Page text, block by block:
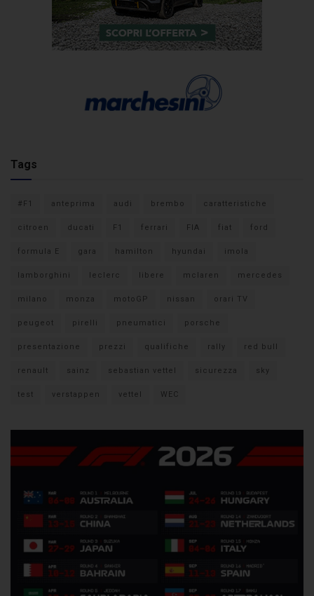
Tags
#F1 anteprima audi brembo caratteristiche
citroen ducati F1 ferrari FIA fiat ford
formula E gara hamilton hyundai imola
lamborghini leclerc libere mclaren mercedes
milano monza motoGP nissan orari TV
peugeot pirelli pneumatici porsche
presentazione prezzi qualifiche rally red bull
renault sainz sebastian vettel sicurezza sky
test verstappen vettel WEC